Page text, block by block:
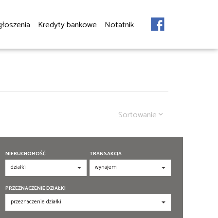
Kredyty bankowe Notatnik
Sortowanie
NIERUCHOMOŚĆ TRANSAKCJA
PRZEZNACZENIE DZIAŁKI